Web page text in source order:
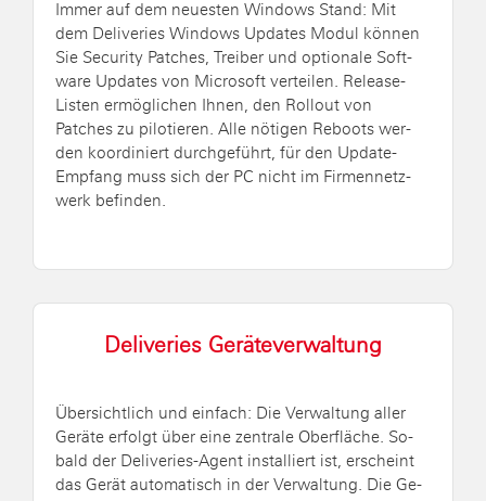
Immer auf dem neu­es­ten Win­dows Stand: Mit
dem De­li­ve­ries Win­dows Up­dates Modul kön­nen
Sie Se­cu­ri­ty Patches, Trei­ber und op­tio­na­le Soft­
ware Up­dates von Mi­cro­soft ver­tei­len. Re­lease-
Lis­ten er­mög­li­chen Ihnen, den Roll­out von
Patches zu pi­lo­tie­ren. Alle nö­ti­gen Re­boots wer­
den ko­or­di­niert durch­ge­führt, für den Up­date-
Emp­fang muss sich der PC nicht im Fir­men­netz­
werk be­fin­den.
De­li­ve­ries Ge­rä­te­ver­wal­tung
Über­sicht­lich und ein­fach: Die Ver­wal­tung aller
Ge­rä­te er­folgt über eine zen­tra­le Ober­flä­che. So­
bald der De­li­ve­ries-Agent in­stal­liert ist, er­scheint
das Gerät au­to­ma­tisch in der Ver­wal­tung. Die Ge­